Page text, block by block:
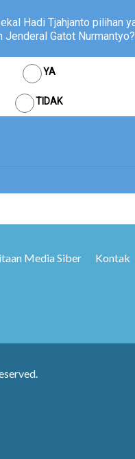
Hadi Tjahjanto pilihan
Jenderal Gatot Nurmantyo?
YA
TIDAK
Media Siber Kontak